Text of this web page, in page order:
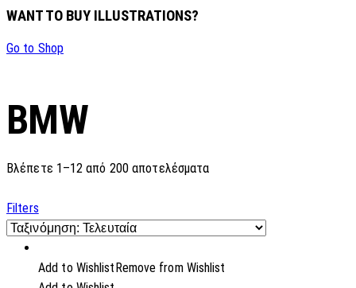
WANT TO BUY ILLUSTRATIONS?
Go to Shop
BMW
Βλέπετε 1–12 από 200 αποτελέσματαSorted
Filters
Add to Wishlist Remove from Wishlist